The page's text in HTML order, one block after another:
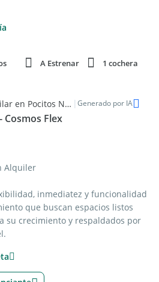
A Estrenar
1 cochera
Oficina de lujo para alquilar en Pocitos Nuevo | Generado por IA
Cosmos Flex
Alquiler
inmediatez y funcionalidad
que buscan espacios listos
su crecimiento y respaldados por
del Buceo, sobre 26 de
de Cosmos: un complejo